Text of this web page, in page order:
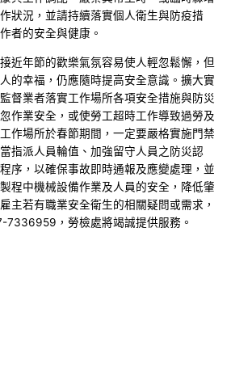
狀況，並請持續落實個人衛生與防疫措
者的安全與健康。
近年節的歡樂氣氛容易使人輕忽鬆懈，但
的幸福，仍應隨時提高安全意識。擴大實
督業者落實工作場所各項安全措施與防災
作業安全，或使勞工超時工作導致過勞及
作場所於春節期間，一定要嚴格實施門禁
指派人員輪值、加強留守人員之防災認
序，以確保事故即時通報及應變處理，並
程中機械設備作業及人員的安全，降低肇
主若有職業安全衛生的相關疑問或需求，
7336959，勞檢處將竭誠提供服務。